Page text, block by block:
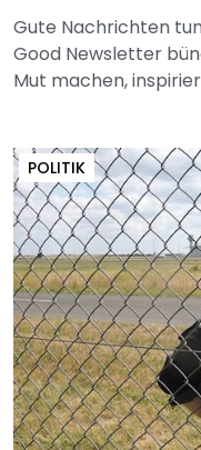
Gute Nachrichten
Good Newsletter
Mut machen,
POLITIK